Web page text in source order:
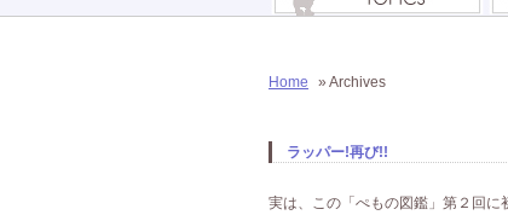
Home » Archives
ラッパー!再び!!
実は、この「ぺもの図鑑」第２回